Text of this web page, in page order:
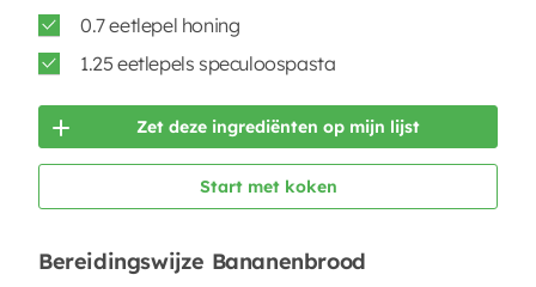
0.7 eetlepel honing
1.25 eetlepels speculoospasta
Zet deze ingrediënten op mijn lijst
Start met koken
Bereidingswijze Bananenbrood